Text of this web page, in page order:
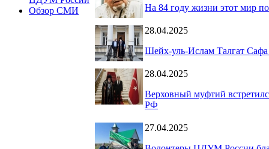
Обзор СМИ
На 84 году жизни этот мир
28.04.2025
Шейх-уль-Ислам Талгат Сафа
28.04.2025
Верховный муфтий
РФ
27.04.2025